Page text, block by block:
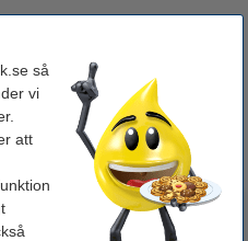
så
vi
att